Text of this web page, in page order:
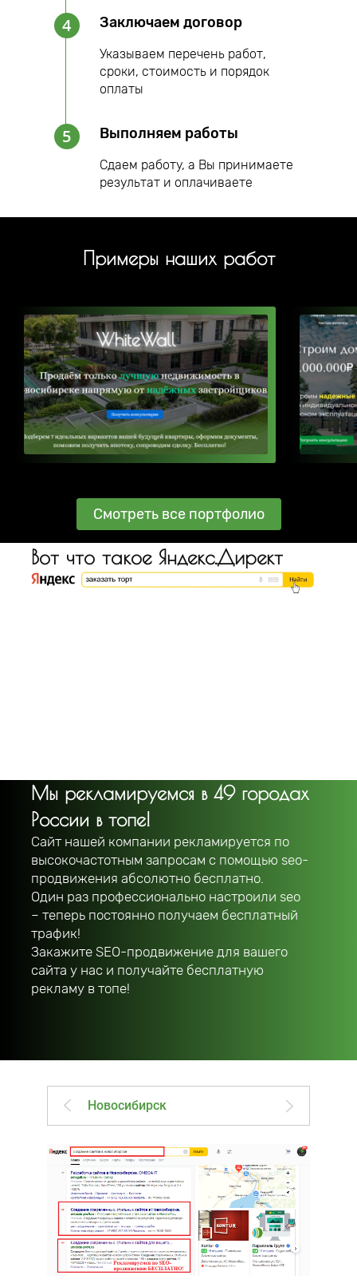
4 Заключаем договор
Указываем перечень работ,
сроки, стоимость и порядок
оплаты
5 Выполняем работы
Сдаем работу, а Вы принимаете
результат и оплачиваете
Примеры наших работ
Смотреть все портфолио
Вот что такое Яндекс.Директ
Мы рекламируемся в 49 городах
России в топе!
Сайт нашей компании рекламируется по
высокочастотным запросам с помощью seo-
продвижения абсолютно бесплатно.
Один раз профессионально настроили seo
– теперь постоянно получаем бесплатный
трафик!
Закажите SEO-продвижение для вашего
сайта у нас и получайте бесплатную
рекламу в топе!
Новосибирск